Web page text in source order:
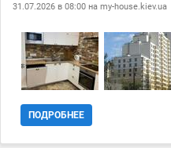
меблями. Є інтернет Wi-Fi. У
власником цієї затишної
31.07.2026 в 08:00 на my-house.kiev.ua
ПОДРОБНЕЕ